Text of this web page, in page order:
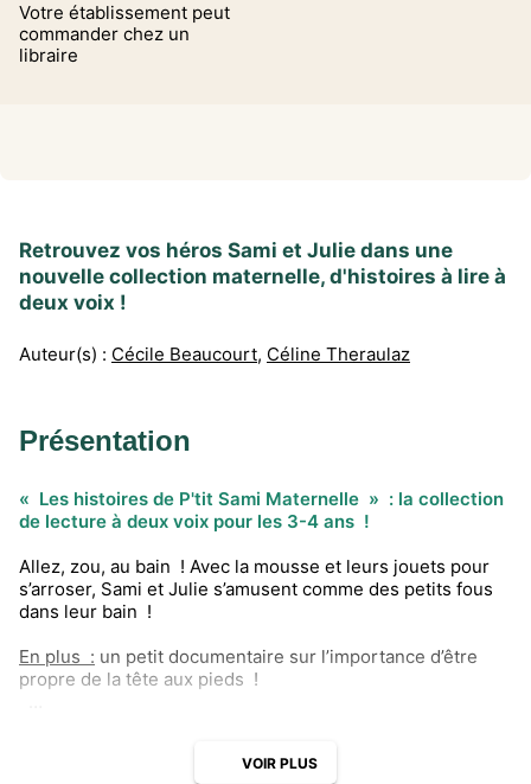
Votre établissement peut
commander chez un
libraire
Retrouvez vos héros Sami et Julie dans une
nouvelle collection maternelle, d'histoires à lire à
deux voix !
Auteur(s) : Cécile Beaucourt, Céline Theraulaz
Présentation
« Les histoires de P'tit Sami Maternelle » : la collection
de lecture à deux voix pour les 3-4 ans !
Allez, zou, au bain ! Avec la mousse et leurs jouets pour
s’arroser, Sami et Julie s’amusent comme des petits fous
dans leur bain !
En plus : un petit documentaire sur l’importance d’être
propre de la tête aux pieds !
permet à votre enfant de structurer son langage, de se
VOIR PLUS